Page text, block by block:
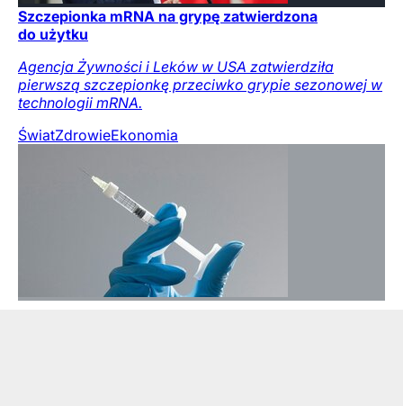
Szczepionka mRNA na grypę zatwierdzona
do użytku
Agencja Żywności i Leków w USA zatwierdziła
pierwszą szczepionkę przeciwko grypie sezonowej w
technologii mRNA.
ŚwiatZdrowieEkonomia